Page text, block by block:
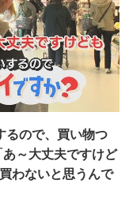
るので、買い物つ
～大丈夫ですけど
わないと思うんで